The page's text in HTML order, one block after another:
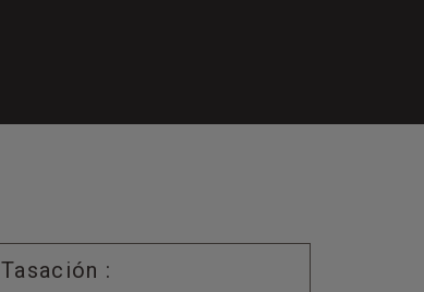
Tasación :